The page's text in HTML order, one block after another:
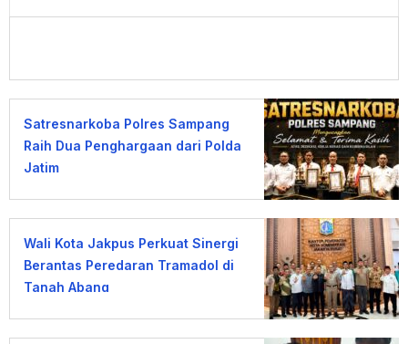
Satresnarkoba Polres Sampang
Raih Dua Penghargaan dari Polda
Jatim
Wali Kota Jakpus Perkuat Sinergi
Berantas Peredaran Tramadol di
Tanah Abang